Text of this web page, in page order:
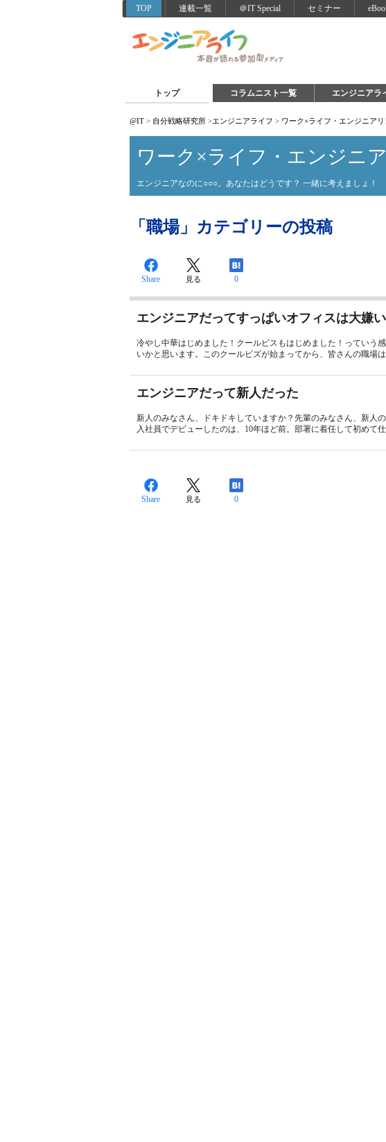
TOP 連載一覧 ＠IT Special セミナー
トップ コラムニスト一覧 エンジニアラ
@IT > 自分戦略研究所 >エンジニアライフ > ワーク×ライフ・エンジニア
ワーク×ライフ・エンジニ
エンジニアなのに○○○。あなたはどうです？ 一緒に考えましょ！
「職場」カテゴリーの投稿
Share 見る 0
エンジニアだってすっぱいオフィスは大嫌い
冷やし中華はじめました！クールビスもはじめました！っていう
いかと思います。このクールビズが始まってから、皆さんの職場
エンジニアだって新人だった
新人のみなさん、ドキドキしていますか？先輩のみなさん、新人
入社員でデビューしたのは、10年ほど前。部署に着任して初めて
Share 見る 0